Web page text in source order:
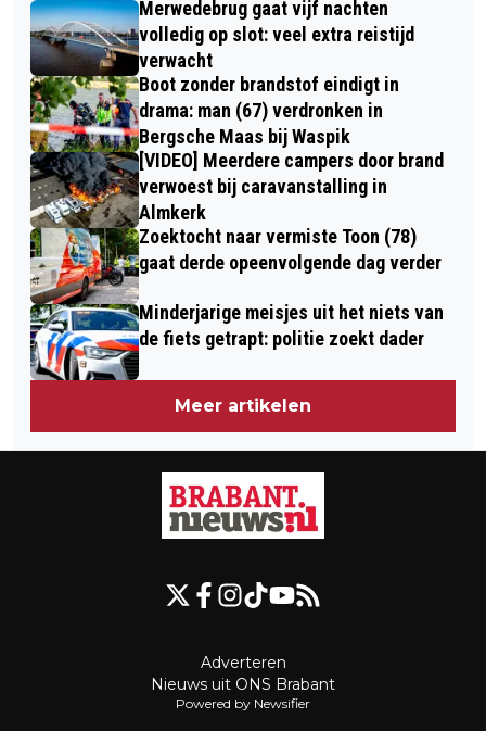
Merwedebrug gaat vijf nachten
volledig op slot: veel extra reistijd
verwacht
Boot zonder brandstof eindigt in
drama: man (67) verdronken in
Bergsche Maas bij Waspik
[VIDEO] Meerdere campers door brand
verwoest bij caravanstalling in
Almkerk
Zoektocht naar vermiste Toon (78)
gaat derde opeenvolgende dag verder
Minderjarige meisjes uit het niets van
de fiets getrapt: politie zoekt dader
Meer artikelen
Adverteren
Nieuws uit ONS Brabant
Powered by Newsifier